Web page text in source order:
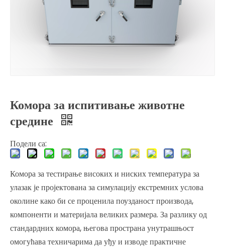
Комора за испитивање животне
средине
Подели са:
​Комора за тестирање високих и ниских температура за
улазак је пројектована за симулацију екстремних услова
околине како би се проценила поузданост производа,
компоненти и материјала великих размера. За разлику од
стандардних комора, његова пространа унутрашњост
омогућава техничарима да уђу и изводе практичне